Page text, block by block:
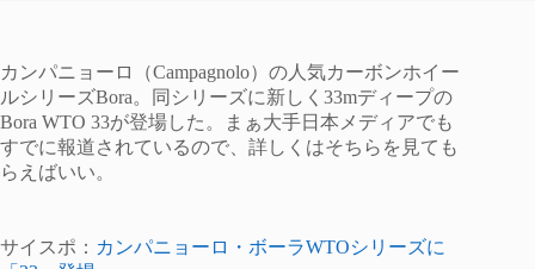
カンパニョーロ（Campagnolo）の人気カーボンホイー
ルシリーズBora。同シリーズに新しく33mディープの
Bora WTO 33が登場した。まぁ大手日本メディアでも
すでに報道されているので、詳しくはそちらを見ても
らえばいい。
サイスポ： カンパニョーロ・ボーラWTOシリーズに